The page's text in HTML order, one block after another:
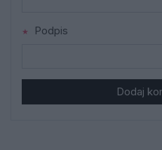
Podpis
Dodaj